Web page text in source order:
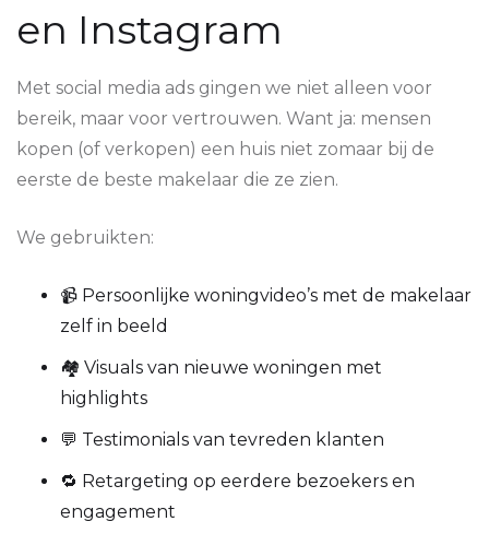
en Instagram
Met social media ads gingen we niet alleen voor
bereik, maar voor vertrouwen. Want ja: mensen
kopen (of verkopen) een huis niet zomaar bij de
eerste de beste makelaar die ze zien.
We gebruikten:
📹 Persoonlijke woningvideo’s met de makelaar
zelf in beeld
🏘️ Visuals van nieuwe woningen met
highlights
💬 Testimonials van tevreden klanten
🔁 Retargeting op eerdere bezoekers en
engagement